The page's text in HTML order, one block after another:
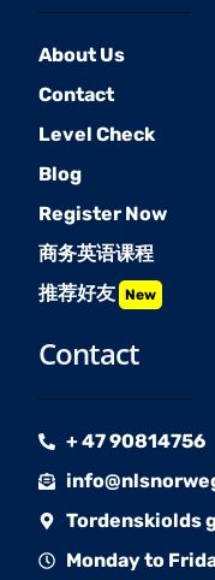
About Us
Contact
Level Check
Blog
Register Now
商务英语课程
推荐好友 New
Contact
+ 47 90814756
Tordenskiolds
Monday to